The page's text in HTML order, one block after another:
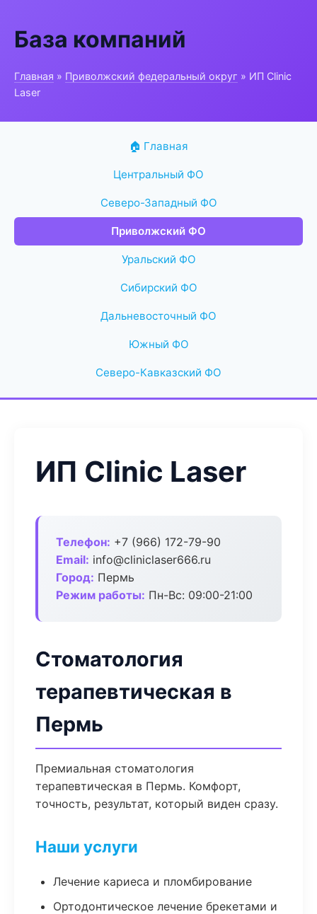
База компаний
Главная » Приволжский федеральный округ » ИП Clinic
Laser
🏠 Главная
Центральный ФО
Северо-Западный ФО
Приволжский ФО
Уральский ФО
Сибирский ФО
Дальневосточный ФО
Южный ФО
Северо-Кавказский ФО
ИП Clinic Laser
Телефон: +7 (966) 172-79-90
Email: info@cliniclaser666.ru
Город: Пермь
Режим работы: Пн-Вс: 09:00-21:00
Стоматология
терапевтическая в
Пермь
Премиальная стоматология
терапевтическая в Пермь. Комфорт,
точность, результат, который виден сразу.
Наши услуги
Лечение кариеса и пломбирование
Ортодонтическое лечение брекетами и